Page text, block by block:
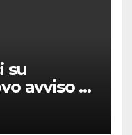
su
avviso di
conferma